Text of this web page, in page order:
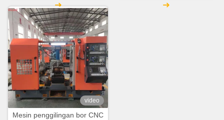
video
Mesin penggilingan bor CNC